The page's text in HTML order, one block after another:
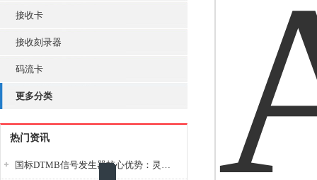
接收卡
接收刻录器
码流卡
更多分类
热门资讯
国标DTMB信号发生器核心优势：灵活性与准确性的结合